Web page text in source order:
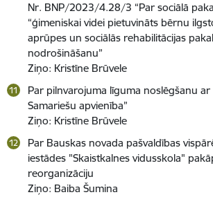
Nr. BNP/2023/4.28/3 “Par sociālā
“ģimeniskai videi pietuvināts bērnu
aprūpes un sociālās rehabilitācijas
nodrošināšanu”
Ziņo: Kristīne Brūvele
Par pilnvarojuma līguma noslēgšanu ar
Samariešu apvienība”
Ziņo: Kristīne Brūvele
Par Bauskas novada pašvaldības
iestādes "Skaistkalnes vidusskola"
reorganizāciju
Ziņo: Baiba Šumina